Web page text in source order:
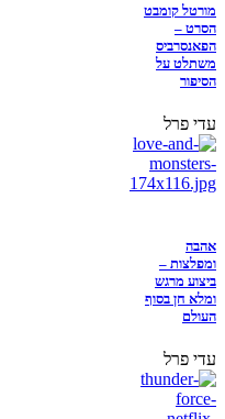
מורטל קומבט
הסרט –
הפאנסרביס
משתלט על
הסיפור
עדי פרל
אהבה
ומפלצות –
ביצוע מרגש
ומלא חן בסוף
העולם
עדי פרל